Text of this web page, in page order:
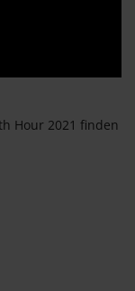
Hour 2021 finden